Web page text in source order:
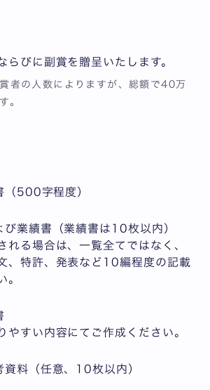
らびに副賞を贈呈いたします。
者の人数によりますが、総額で40万
。
（500字程度）
び業績書（業績書は10枚以内）
れる場合は、一覧全てではなく、
、特許、発表など10編程度の記載
。
やすい内容にてご作成ください。
資料（任意、10枚以内）